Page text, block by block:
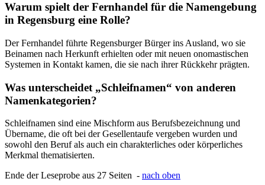
Warum spielt der Fernhandel für die Namengebung
in Regensburg eine Rolle?
Der Fernhandel führte Regensburger Bürger ins Ausland, wo sie
Beinamen nach Herkunft erhielten oder mit neuen onomastischen
Systemen in Kontakt kamen, die sie nach ihrer Rückkehr prägten.
Was unterscheidet „Schleifnamen“ von anderen
Namenkategorien?
Schleifnamen sind eine Mischform aus Berufsbezeichnung und
Übername, die oft bei der Gesellentaufe vergeben wurden und
sowohl den Beruf als auch ein charakterliches oder körperliches
Merkmal thematisierten.
Ende der Leseprobe aus 27 Seiten - nach oben